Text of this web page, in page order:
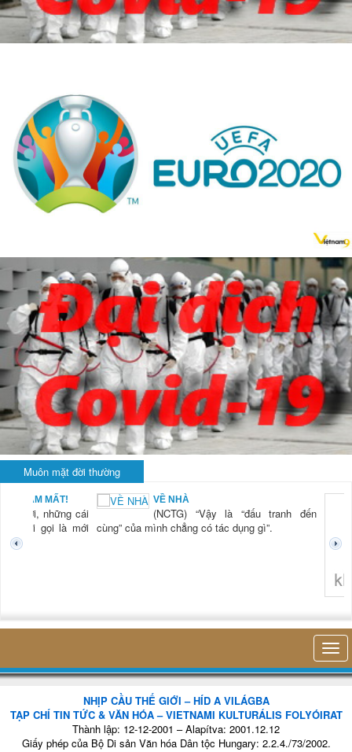
Muôn mặt đời thường
NAM MẤT!
“Xời, những cái
mới gọi là mới
VỀ NHÀ
(NCTG) “Vậy là “đấu tranh đến
cùng” của mình chẳng có tác dụng gì”.
NHỊP CẦU THẾ GIỚI – HÍD A VILÁGBA
TẠP CHÍ TIN TỨC & VĂN HÓA – VIETNAMI KULTURÁLIS FOLYÓIRAT
Thành lập: 12-12-2001 – Alapítva: 2001.12.12
Giấy phép của Bộ Di sản Văn hóa Dân tộc Hungary: 2.2.4./73/2002.